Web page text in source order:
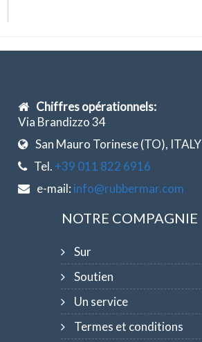
Chiffres opérationnels:
Via Brandizzo 34
San Mauro Torinese (TO), ITALY
Tel. +39 011 822 6916
e-mail: info@rubbermar.com
NOTRE COMPAGNIE
Sur
Soutien
Un service
Termes et conditions